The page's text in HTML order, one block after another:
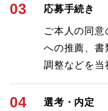
03 応募手続き
ご本人の同
への推薦、書
調整などを当
04 選考・内定